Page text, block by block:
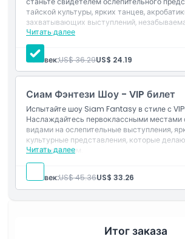
Основные моменты
Включено
Политика в отношении детей и
Исключения
Часы работы
тайской культуры, ярких танцев,
захватывающих выступлений,
Бангкоке!
Читать далее
Человек:US$ 36.29US$ 24.19
Сиам Фэнтези Шоу - VIP билет
Испытайте шоу Siam Fantasy в стиле с
Наслаждайтесь первоклассными местами
видами на ослепительные выступления,
культурные представления, которые
незабываемым.
Читать далее
Человек:US$ 45.36US$ 33.26
Итог заказа